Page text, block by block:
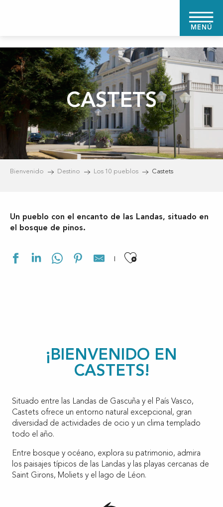
MENÚ
CASTETS
Bienvenido Destino Los 10 pueblos Castets
Un pueblo con el encanto de las Landas, situado en
el bosque de pinos.
Ajouter aux
¡BIENVENIDO EN
CASTETS!
Situado entre las Landas de Gascuña y el País Vasco,
Castets ofrece un entorno natural excepcional, gran
diversidad de actividades de ocio y un clima templado
todo el año.
Entre bosque y océano, explora su patrimonio, admira
los paisajes típicos de las Landas y las playas cercanas de
Saint Girons, Moliets y el lago de Léon.